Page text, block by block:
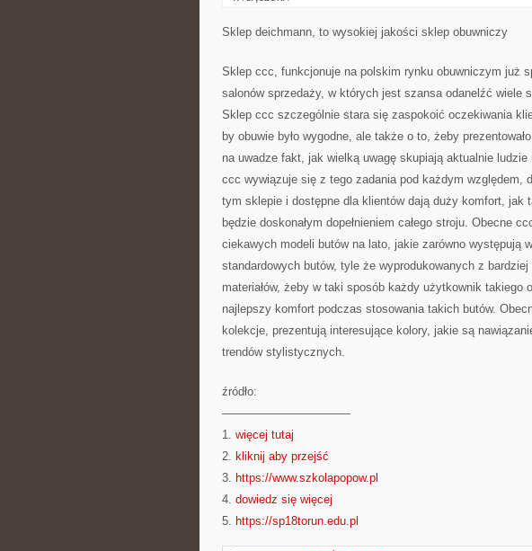
Sklep deichmann, to wysokiej jakości sklep obuwniczy
Sklep ccc, funkcjonuje na polskim rynku obuwniczym już
salonów sprzedaży, w których jest szansa odanelźć wiele
Sklep ccc szczególnie stara się zaspokoić oczekiwania
by obuwie było wygodne, ale także o to, żeby
na uwadze fakt, jak wielką uwagę skupiają aktualnie
ccc wywiązuje się z tego zadania pod każdym względem,
tym sklepie i dostępne dla klientów dają duży komfort, jak
będzie doskonałym dopełnieniem całego stroju. Obecne
ciekawych modeli butów na lato, jakie zarówno występują
standardowych butów, tyle że wyprodukowanych z
materiałów, żeby w taki sposób każdy użytkownik takiego
najlepszy komfort podczas stosowania takich butów.
kolekcje, prezentują interesujące kolory, jakie są
trendów stylistycznych.
źródło:
———————————
1. więcej tutaj
2. kliknij aby przejść
3. https://www.szkolapopow.pl
4. dowiedz się więcej
5. https://sp18torun.edu.pl